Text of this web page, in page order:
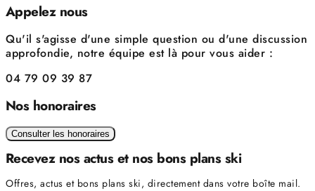
Appelez nous
Qu'il s'agisse d'une simple question ou d'une discussion
approfondie, notre équipe est là pour vous aider :
04 79 09 39 87
Nos honoraires
Consulter les honoraires
Recevez nos actus et nos bons plans ski
Offres, actus et bons plans ski, directement dans votre boîte mail.